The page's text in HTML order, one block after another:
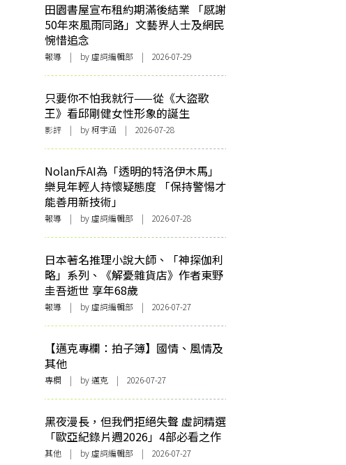
田園書屋宣布租約期滿後結業 「感謝
50年來風雨同路」文藝界人士及網民
惋惜追念
報導 | by 虛詞編輯部 | 2026-07-29
只要你不怕我就行——從《大盜歌
王》看邱剛健女性形象的誕生
影評 | by 柯宇涵 | 2026-07-28
Nolan斥AI為「透明的特洛伊木馬」
樂見年輕人持懷疑態度 「保持警惕才
能善用新技術」
報導 | by 虛詞編輯部 | 2026-07-28
日本著名推理小說大師、「神探伽利
略」系列、《解憂雜貨店》作者東野
圭吾逝世 享年68歲
報導 | by 虛詞編輯部 | 2026-07-27
【邁克專欄：拍子簿】國情、風情及
其他
專欄 | by邁克 | 2026-07-27
黑夜漫長，但我們拒絕失聲 虛詞精選
「歐亞紀錄片週2026」4部必看之作
其他 | by 虛詞編輯部 | 2026-07-27